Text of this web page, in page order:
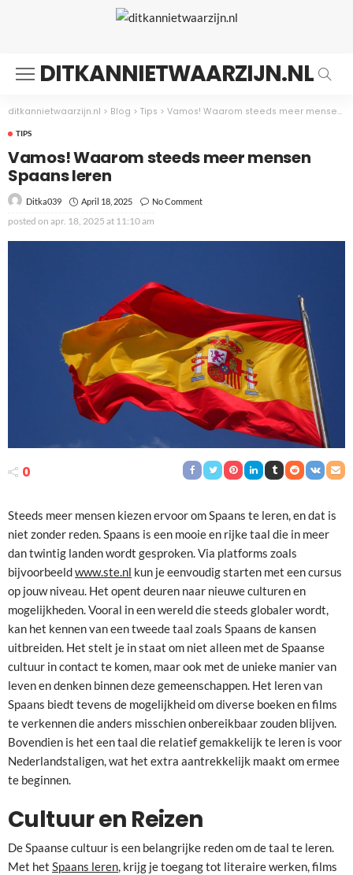
DITKANNIETWAARZIJN.NL
ditkannietwaarzijn.nl > Blog > Tips > Vamos! Waarom steeds meer mensen Spaans leren
TIPS
Vamos! Waarom steeds meer mensen
Spaans leren
Ditka039 April 18, 2025 No Comment
posted on apr. 18, 2025 at 11:10 am
0
Steeds meer mensen kiezen ervoor om Spaans te leren, en dat is
niet zonder reden. Spaans is een mooie en rijke taal die in meer
dan twintig landen wordt gesproken. Via platforms zoals
bijvoorbeeldwww.ste.nl kun je eenvoudig starten met een cursus
op jouw niveau. Het opent deuren naar nieuwe culturen en
mogelijkheden. Vooral in een wereld die steeds globaler wordt,
kan het kennen van een tweede taal zoals Spaans de kansen
uitbreiden. Het stelt je in staat om niet alleen met de Spaanse
cultuur in contact te komen, maar ook met de unieke manier van
leven en denken binnen deze gemeenschappen. Het leren van
Spaans biedt tevens de mogelijkheid om diverse boeken en films
te verkennen die anders misschien onbereikbaar zouden blijven.
Bovendien is het een taal die relatief gemakkelijk te leren is voor
Nederlandstaligen, wat het extra aantrekkelijk maakt om ermee
te beginnen.
Cultuur en Reizen
De Spaanse cultuur is een belangrijke reden om de taal te leren.
Met het Spaans leren, krijg je toegang tot literaire werken, films